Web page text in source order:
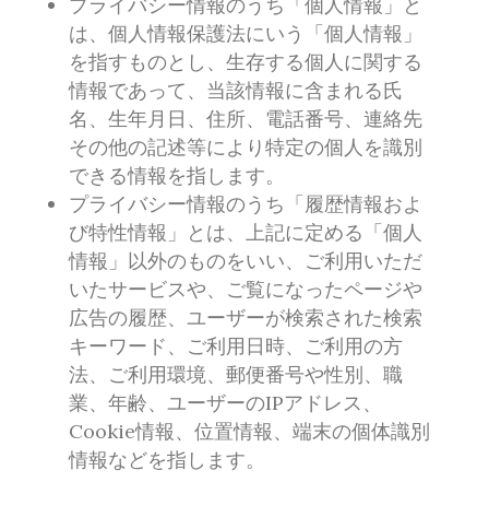
は、個人情報保護法にいう「個人情報」
を指すものとし、生存する個人に関する
情報であって、当該情報に含まれる氏
名、生年月日、住所、電話番号、連絡先
その他の記述等により特定の個人を識別
できる情報を指します。
プライバシー情報のうち「履歴情報およ
び特性情報」とは、上記に定める「個人
情報」以外のものをいい、ご利用いただ
いたサービスや、ご覧になったページや
広告の履歴、ユーザーが検索された検索
キーワード、ご利用日時、ご利用の方
法、ご利用環境、郵便番号や性別、職
業、年齢、ユーザーのIPアドレス、
Cookie情報、位置情報、端末の個体識別
情報などを指します。